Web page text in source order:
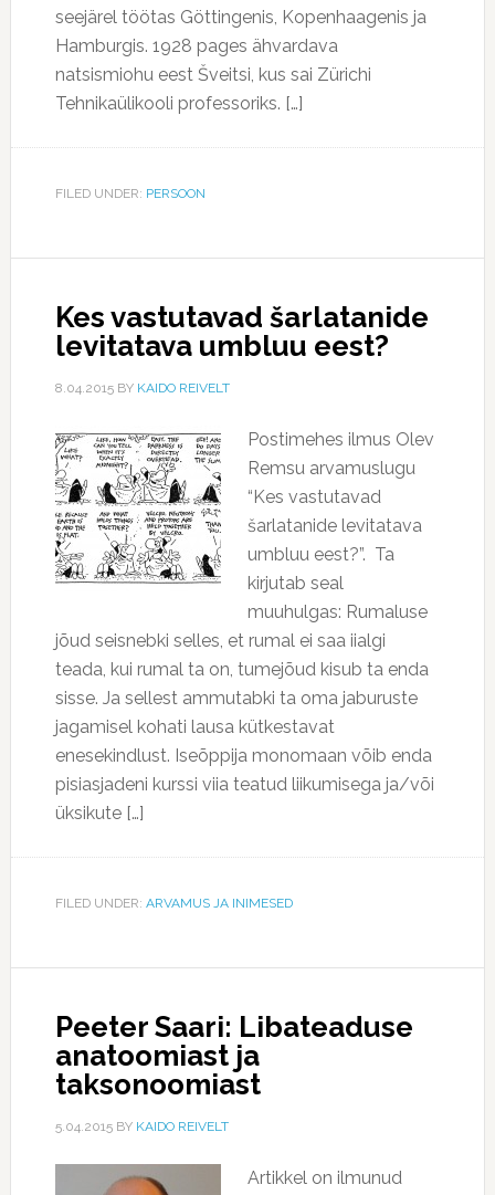
seejärel töötas Göttingenis, Kopenhaagenis ja
Hamburgis. 1928 pages ähvardava
natsismiohu eest Šveitsi, kus sai Zürichi
Tehnikaülikooli professoriks. […]
FILED UNDER: PERSOON
Kes vastutavad šarlatanide
levitatava umbluu eest?
8.04.2015BY KAIDO REIVELT
Postimehes ilmus Olev
Remsu arvamuslugu
“Kes vastutavad
šarlatanide levitatava
umbluu eest?”. Ta
kirjutab seal
muuhulgas: Rumaluse
jõud seisnebki selles, et rumal ei saa iialgi
teada, kui rumal ta on, tumejõud kisub ta enda
sisse. Ja sellest ammutabki ta oma jaburuste
jagamisel kohati lausa kütkestavat
enesekindlust. Iseõppija monomaan võib enda
pisiasjadeni kurssi viia teatud liikumisega ja/või
üksikute […]
FILED UNDER: ARVAMUS JA INIMESED
Peeter Saari: Libateaduse
anatoomiast ja
taksonoomiast
5.04.2015BY KAIDO REIVELT
Artikkel on ilmunud